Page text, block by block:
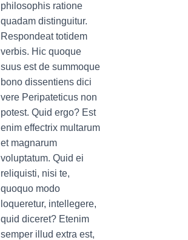
philosophis ratione
quadam distinguitur.
Respondeat totidem
verbis. Hic quoque
suus est de summoque
bono dissentiens dici
vere Peripateticus non
potest. Quid ergo? Est
enim effectrix multarum
et magnarum
voluptatum. Quid ei
reliquisti, nisi te,
quoquo modo
loqueretur, intellegere,
quid diceret? Etenim
semper illud extra est,